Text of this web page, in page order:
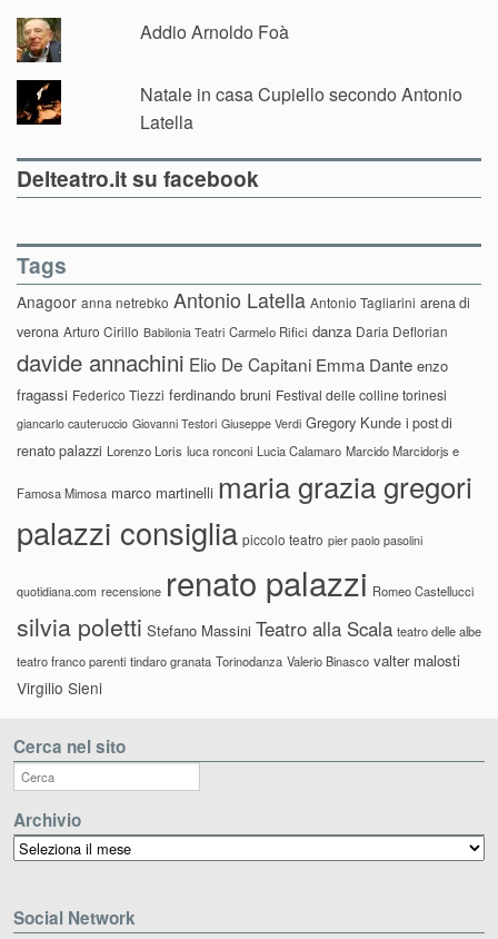
Addio Arnoldo Foà
Natale in casa Cupiello secondo Antonio
Latella
Delteatro.it su facebook
Tags
Anagoor anna netrebko Antonio Latella Antonio Tagliarini arena di
verona Arturo Cirillo Babilonia Teatri Carmelo Rifici danza Daria Deflorian
davide annachini Elio De Capitani Emma Dante enzo
fragassi Federico Tiezzi ferdinando bruni Festival delle colline torinesi
giancarlo cauteruccio Giovanni Testori Giuseppe Verdi Gregory Kunde i post di
renato palazzi Lorenzo Loris luca ronconi Lucia Calamaro Marcido Marcidorjs e
Famosa Mimosa marco martinelli maria grazia gregori
palazzi consiglia piccolo teatro pier paolo pasolini
quotidiana.com recensione renato palazzi Romeo Castellucci
silvia poletti Stefano Massini Teatro alla Scala teatro delle albe
teatro franco parenti tindaro granata Torinodanza Valerio Binasco valter malosti
Virgilio Sieni
Cerca nel sito
Archivio
Archivio
Social Network